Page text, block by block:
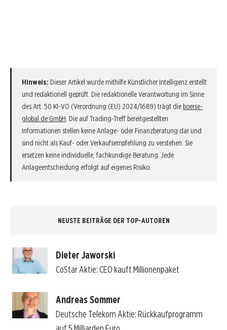
Hinweis: Dieser Artikel wurde mithilfe Künstlicher Intelligenz erstellt
und redaktionell geprüft. Die redaktionelle Verantwortung im Sinne
des Art. 50 KI-VO (Verordnung (EU) 2024/1689) trägt die boerse-
global.de GmbH. Die auf Trading-Treff bereitgestellten
Informationen stellen keine Anlage- oder Finanzberatung dar und
sind nicht als Kauf- oder Verkaufsempfehlung zu verstehen. Sie
ersetzen keine individuelle, fachkundige Beratung. Jede
Anlageentscheidung erfolgt auf eigenes Risiko.
NEUSTE BEITRÄGE DER TOP-AUTOREN
Dieter Jaworski
CoStar Aktie: CEO kauft Millionenpaket
Andreas Sommer
Deutsche Telekom Aktie: Rückkaufprogramm